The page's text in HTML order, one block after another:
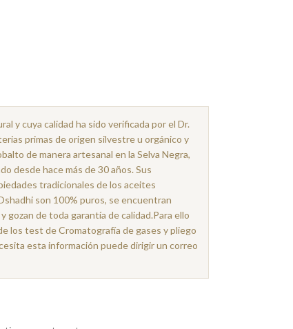
y cuya calidad ha sido verificada por el Dr.
primas de origen silvestre u orgánico y
de manera artesanal en la Selva Negra,
desde hace más de 30 años. Sus
tradicionales de los aceites
son 100% puros, se encuentran
de toda garantía de calidad.Para ello
los test de Cromatografía de gases y pliego
esta información puede dirigir un correo